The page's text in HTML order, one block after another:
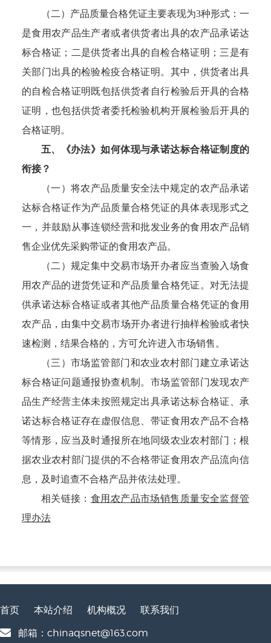
（二）产品质量合格凭证主要表现为3种形式：一
是食用农产品生产者或者供货者出具的农产品承诺达
标合格证；二是供货者出具的自检合格证明；三是有
关部门出具的检验检疫合格证明。其中，供货者出具
的自检合格证明既包括供货者自行检验后开具的合格
证明，也包括供货者委托检验机构开展检验后开具的
合格证明。
五、《办法》如何体现与承诺达标合格证制度的
衔接？
（一）将农产品质量安全法中规定的农产品承诺
达标合格证作为产品质量合格凭证的具体表现形式之
一，并鼓励从事连锁经营和批发业务的食用农产品销
售企业优先采购带证的食用农产品。
（二）规定集中交易市场开办者应当查验入场食
用农产品的进货凭证和产品质量合格凭证。对无法提
供承诺达标合格证或者其他产品质量合格凭证的食用
农产品，由集中交易市场开办者进行抽样检验或者快
速检测，结果合格的，方可允许进入市场销售。
（三）市场监管部门和农业农村部门建立承诺达
标合格证问题通报协查机制。市场监管部门发现农产
品生产经营主体未按照规定出具承诺达标合格证、承
诺达标合格证存在虚假信息、带证食用农产品不合格
等情形，应当及时通报所在地同级农业农村部门；根
据农业农村部门提供的不合格带证食用农产品流向信
息，及时追查不合格产品并依法处理。
相关链接： 食用农产品市场销售质量安全监督管
理办法
首页 本站介绍 机构概况
联系我们
邮箱：chinaqsnet@163.com